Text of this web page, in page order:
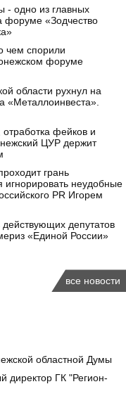
- одно из главных
форуме «Зодчество
чем спорили
форуме
области рухнул на
«Металлоинвеста».
фейков и
ЦУР держит
грань
игнорировать неудобные
PR Игорем
депутатов
«Единой России»
все новости
областной Думы
директор ГК "Регион-